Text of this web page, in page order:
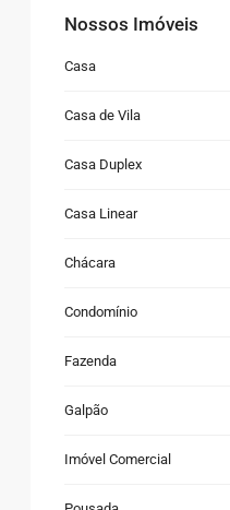
Nossos Imóveis
Casa
Casa de Vila
Casa Duplex
Casa Linear
Chácara
Condomínio
Fazenda
Galpão
Imóvel Comercial